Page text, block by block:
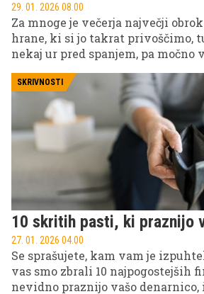
29. 01. 2026 08.00
Za mnoge je večerja največji
hrane, ki si jo takrat privoščimo,
nekaj ur pred spanjem, pa močno
Nekatera živila je zato
njihove bolj zdrave različice.
SKRIVNOSTI
10 skritih pasti, ki praznijo
27. 01. 2026 04.00
Se sprašujete, kam vam je
vas smo zbrali 10 najpogostejših
nevidno praznijo vašo denarnico,